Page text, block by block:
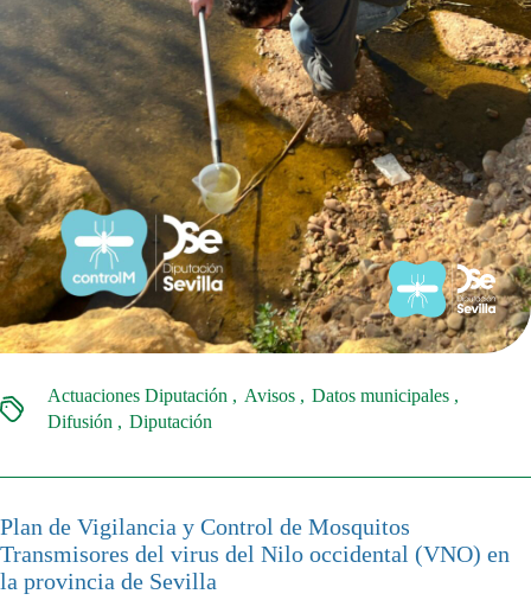
Actuaciones Diputación Avisos
Datos municipales
Difusión
Diputación
Plan de Vigilancia y Control de Mosquitos
Transmisores del virus del Nilo occidental (VNO) en
la provincia de Sevilla